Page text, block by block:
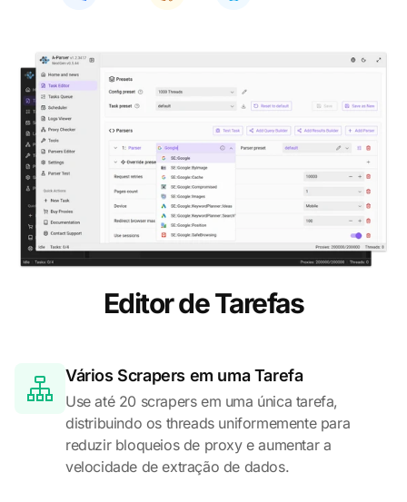
Editor de Tarefas
Vários Scrapers em uma Tarefa
Use até 20 scrapers em uma única tarefa,
distribuindo os threads uniformemente para
reduzir bloqueios de proxy e aumentar a
velocidade de extração de dados.